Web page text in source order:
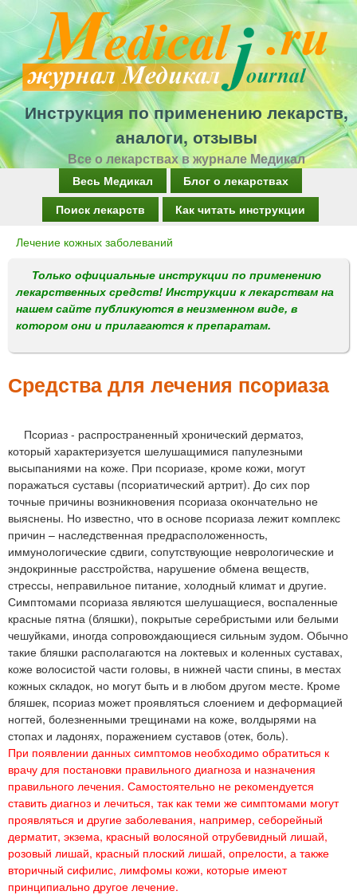
Перейти
к
основному
содержанию
Инструкция по применению лекарств,
аналоги, отзывы
Все о лекарствах в журнале Медикал
о
е
м
е
Весь Медикал
Блог о лекарствах
Поиск лекарств
Как читать инструкции
Вы
здесь
Лечение кожных заболеваний
Только официальные инструкции по применению
лекарственных средств! Инструкции к лекарствам на
нашем сайте публикуются в неизменном виде, в
котором они и прилагаются к препаратам.
Средства для лечения псориаза
Псориаз - распространенный хронический дерматоз,
который характеризуется шелушащимися папулезными
высыпаниями на коже. При псориазе, кроме кожи, могут
поражаться суставы (псориатический артрит). До сих пор
точные причины возникновения псориаза окончательно не
выяснены. Но известно, что в основе псориаза лежит комплекс
причин – наследственная предрасположенность,
иммунологические сдвиги, сопутствующие неврологические и
эндокринные расстройства, нарушение обмена веществ,
стрессы, неправильное питание, холодный климат и другие.
Симптомами псориаза являются шелушащиеся, воспаленные
красные пятна (бляшки), покрытые серебристыми или белыми
чешуйками, иногда сопровождающиеся сильным зудом. Обычно
такие бляшки располагаются на локтевых и коленных суставах,
коже волосистой части головы, в нижней части спины, в местах
кожных складок, но могут быть и в любом другом месте. Кроме
бляшек, псориаз может проявляться слоением и деформацией
ногтей, болезненными трещинами на коже, волдырями на
стопах и ладонях, поражением суставов (отек, боль).
При появлении данных симптомов необходимо обратиться к
врачу для постановки правильного диагноза и назначения
правильного лечения. Самостоятельно не рекомендуется
ставить диагноз и лечиться, так как теми же симптомами могут
проявляться и другие заболевания, например, себорейный
дерматит, экзема, красный волосяной отрубевидный лишай,
розовый лишай, красный плоский лишай, опрелости, а также
вторичный сифилис, лимфомы кожи, которые имеют
принципиально другое лечение.